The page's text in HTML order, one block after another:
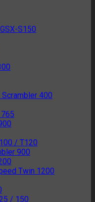
S150
400
/ T120
900
Twin 1200
/ 150